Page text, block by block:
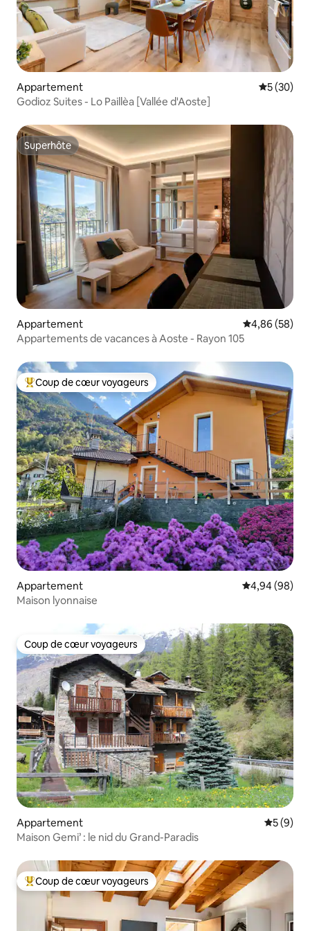
Appartement
5 (30)
Godioz Suites - Lo Paillèa [Vallée d'Aoste]
Superhôte
Superhôte
Appartement Évaluation
4,86 (58)
Appartements de vacances à Aoste - Rayon 105
Coups de cœur voyageurs les plus appréciés
Coup de cœur voyageurs
Appartement Évaluation
4,94 (98)
Maison lyonnaise
Coup de cœur voyageurs
Coup de cœur voyageurs
Appartement
5 (9)
Maison Gemi’ : le nid du Grand-Paradis
Coups de cœur voyageurs les plus appréciés
Coup de cœur voyageurs